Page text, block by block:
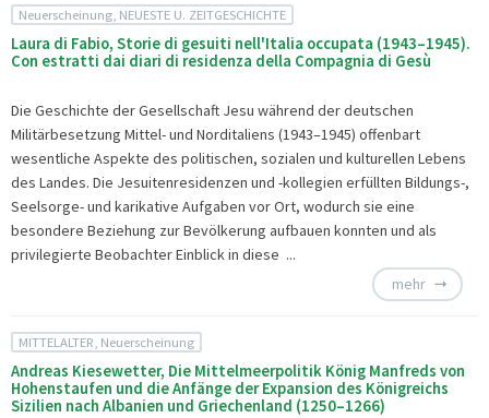
Neuerscheinung, NEUESTE U. ZEITGESCHICHTE
Laura di Fabio, Storie di gesuiti nell'Italia occupata (1943–1945).
Con estratti dai diari di residenza della Compagnia di Gesù
Die Geschichte der Gesellschaft Jesu während der deutschen
Militärbesetzung Mittel- und Norditaliens (1943–1945) offenbart
wesentliche Aspekte des politischen, sozialen und kulturellen Lebens
des Landes. Die Jesuitenresidenzen und -kollegien erfüllten Bildungs-,
Seelsorge- und karikative Aufgaben vor Ort, wodurch sie eine
besondere Beziehung zur Bevölkerung aufbauen konnten und als
privilegierte Beobachter Einblick in diese ...
mehr
MITTELALTER, Neuerscheinung
Andreas Kiesewetter, Die Mittelmeerpolitik König Manfreds von
Hohenstaufen und die Anfänge der Expansion des Königreichs
Sizilien nach Albanien und Griechenland (1250–1266)